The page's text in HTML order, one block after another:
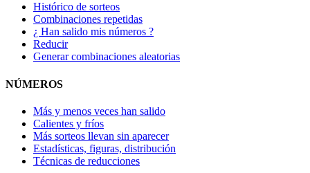
Histórico de sorteos
Combinaciones repetidas
¿ Han salido mis números ?
Reducir
Generar combinaciones aleatorias
NÚMEROS
Más y menos veces han salido
Calientes y fríos
Más sorteos llevan sin aparecer
Estadísticas, figuras, distribución
Técnicas de reducciones